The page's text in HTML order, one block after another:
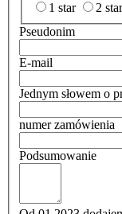
1 star
2
Pseudonim
E-mail
Jednym słowem o
numer zamówienia
Podsumowanie